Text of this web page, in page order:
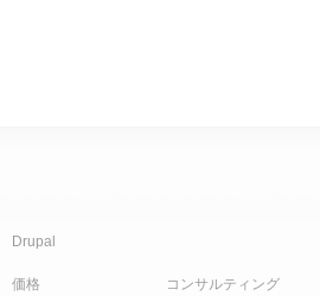
Drupal
価格 コンサルティング